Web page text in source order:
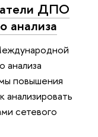
ДПО
анализа
анализа
повышения
анализировать
сетевого